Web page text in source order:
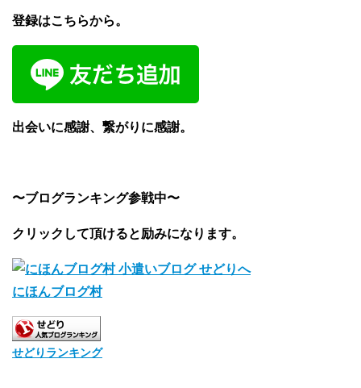
登録はこちらから。
出会いに感謝、繋がりに感謝。
〜ブログランキング参戦中〜
クリックして頂けると励みになります。
にほんブログ村
せどりランキング